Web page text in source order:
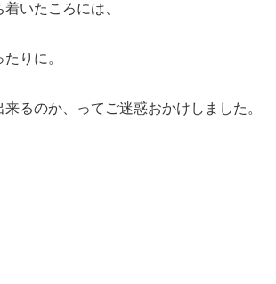
いたころには、
りに。
るのか、ってご迷惑おかけしました。